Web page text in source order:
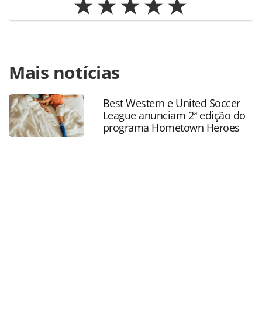
https://www.panrotas.com.br/mercado/destinos/2026/
ms-premia-parceiros-do-turismo-durante-roadshow-em-
sao-paulo_228637.html ou as ferramentas oferecidas na
página. Todo o conteúdo produzido pela PANROTAS
Editora é protegido pela legislação brasileira sobre direito
autoral. Não reproduza o conteúdo sem autorização da
Mais notícias
Best Western e United Soccer
League anunciam 2ª edição do
programa Hometown Heroes